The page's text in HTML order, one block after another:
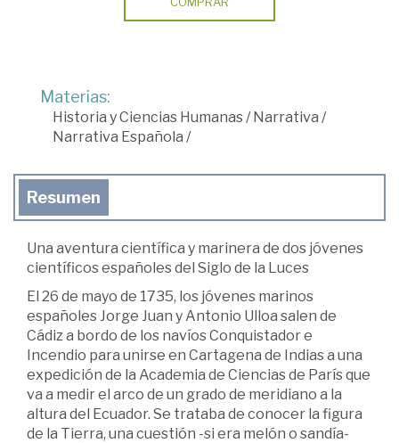
Materias:
Historia y Ciencias Humanas /Narrativa /
Narrativa Española /
Resumen
Una aventura científica y marinera de dos jóvenes
científicos españoles del Siglo de la Luces
El 26 de mayo de 1735, los jóvenes marinos
españoles Jorge Juan y Antonio Ulloa salen de
Cádiz a bordo de los navíos Conquistador e
Incendio para unirse en Cartagena de Indias a una
expedición de la Academia de Ciencias de París que
va a medir el arco de un grado de meridiano a la
altura del Ecuador. Se trataba de conocer la figura
de la Tierra, una cuestión -si era melón o sandía-